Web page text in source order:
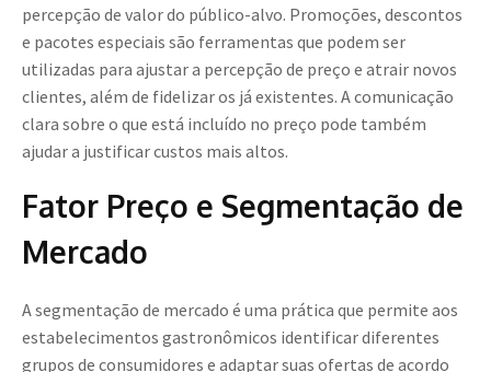
percepção de valor do público-alvo. Promoções, descontos
e pacotes especiais são ferramentas que podem ser
utilizadas para ajustar a percepção de preço e atrair novos
clientes, além de fidelizar os já existentes. A comunicação
clara sobre o que está incluído no preço pode também
ajudar a justificar custos mais altos.
Fator Preço e Segmentação de
Mercado
A segmentação de mercado é uma prática que permite aos
estabelecimentos gastronômicos identificar diferentes
grupos de consumidores e adaptar suas ofertas de acordo